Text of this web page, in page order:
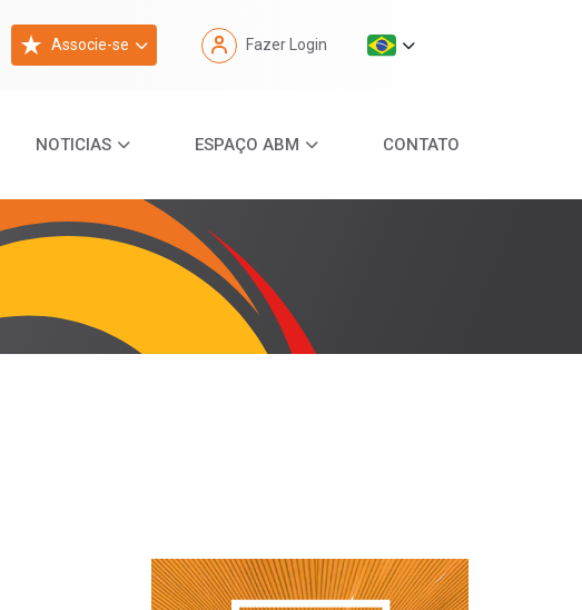
Associe-se Fazer Login
NOTICIAS ESPAÇO ABM CONTATO